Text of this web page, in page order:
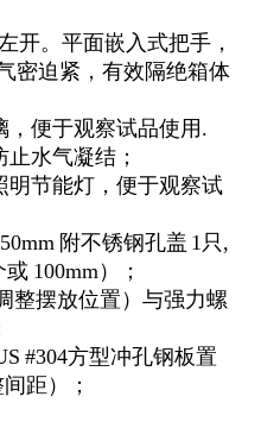
开。平面嵌入式把手，
密迫紧，有效隔绝箱体
，便于观察试品使用.
水气凝结；
明节能灯，便于观察试
附不锈钢孔盖 1只,
100mm）；
整摆放位置）与强力螺
#304方型冲孔钢板置
距）；